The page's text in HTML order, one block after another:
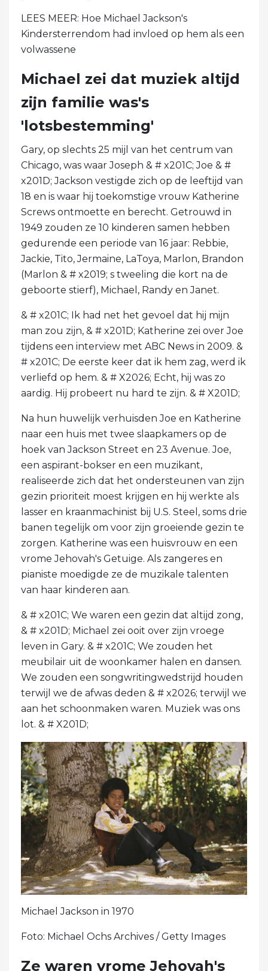
LEES MEER: Hoe Michael Jackson's
Kindersterrendom had invloed op hem als een
volwassene
Michael zei dat muziek altijd
zijn familie was's
'lotsbestemming'
Gary, op slechts 25 mijl van het centrum van
Chicago, was waar Joseph & # x201C; Joe & #
x201D; Jackson vestigde zich op de leeftijd van
18 en is waar hij toekomstige vrouw Katherine
Screws ontmoette en berecht. Getrouwd in
1949 zouden ze 10 kinderen samen hebben
gedurende een periode van 16 jaar: Rebbie,
Jackie, Tito, Jermaine, LaToya, Marlon, Brandon
(Marlon & # x2019; s tweeling die kort na de
geboorte stierf), Michael, Randy en Janet.
& # x201C; Ik had net het gevoel dat hij mijn
man zou zijn, & # x201D; Katherine zei over Joe
tijdens een interview met ABC News in 2009. &
# x201C; De eerste keer dat ik hem zag, werd ik
verliefd op hem. & # X2026; Echt, hij was zo
aardig. Hij probeert nu hard te zijn. & # X201D;
Na hun huwelijk verhuisden Joe en Katherine
naar een huis met twee slaapkamers op de
hoek van Jackson Street en 23 Avenue. Joe,
een aspirant-bokser en een muzikant,
realiseerde zich dat het ondersteunen van zijn
gezin prioriteit moest krijgen en hij werkte als
lasser en kraanmachinist bij U.S. Steel, soms drie
banen tegelijk om voor zijn groeiende gezin te
zorgen. Katherine was een huisvrouw en een
vrome Jehovah's Getuige. Als zangeres en
pianiste moedigde ze de muzikale talenten
van haar kinderen aan.
& # x201C; We waren een gezin dat altijd zong,
& # x201D; Michael zei ooit over zijn vroege
leven in Gary. & # x201C; We zouden het
meubilair uit de woonkamer halen en dansen.
We zouden een songwritingwedstrijd houden
terwijl we de afwas deden & # x2026; terwijl we
aan het schoonmaken waren. Muziek was ons
lot. & # X201D;
Michael Jackson in 1970
Foto: Michael Ochs Archives / Getty Images
Ze waren vrome Jehovah's